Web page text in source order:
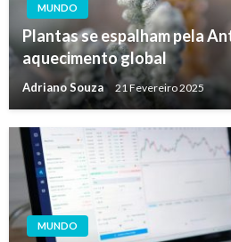
MUNDO
Plantas se espalham pela
aquecimento global
Adriano Souza 21 Fevereiro 2025
MUNDO